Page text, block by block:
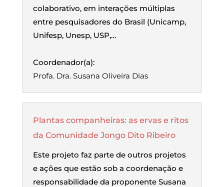
colaborativo, em interações múltiplas
entre pesquisadores do Brasil (Unicamp,
Unifesp, Unesp, USP,…
Coordenador(a):
Profa. Dra. Susana Oliveira Dias
Plantas companheiras: as ervas e ritos
da Comunidade Jongo Dito Ribeiro
Este projeto faz parte de outros projetos
e ações que estão sob a coordenação e
responsabilidade da proponente Susana